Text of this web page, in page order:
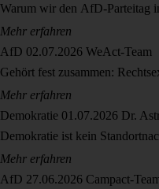
Warum wir den AfD-Parteitag
Mehr erfahren
AfD 02.07.2026 WeAct-Team
Gehört fest zusammen:
Mehr erfahren
Demokratie 01.07.2026 Dr.
Demokratie ist kein
Mehr erfahren
AfD 27.06.2026 Campact-